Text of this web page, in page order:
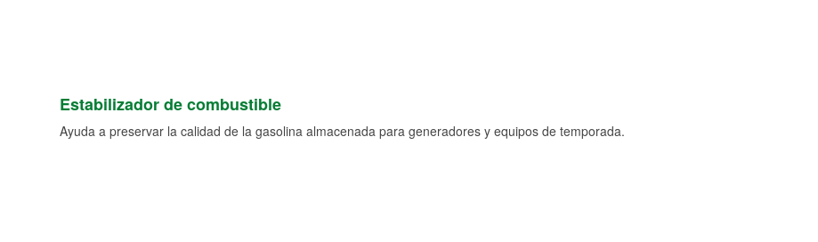
Estabilizador de combustible
Ayuda a preservar la calidad de la gasolina almacenada para generadores y equipos de temporada.